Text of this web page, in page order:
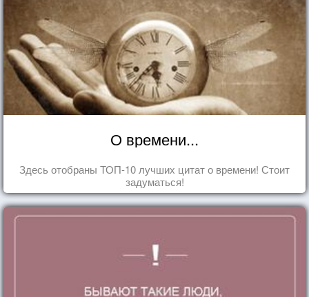
О времени...
Здесь отобраны ТОП-10 лучших цитат о времени! Стоит
задуматься!